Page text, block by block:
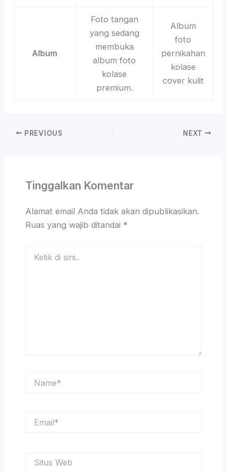
Album
Foto tangan
yang sedang
membuka
album foto
kolase
premium.
Album
foto
pernikahan
kolase
cover kulit
PREVIOUS NEXT
Tinggalkan Komentar
Alamat email Anda tidak akan dipublikasikan.
Ruas yang wajib ditandai *
Web